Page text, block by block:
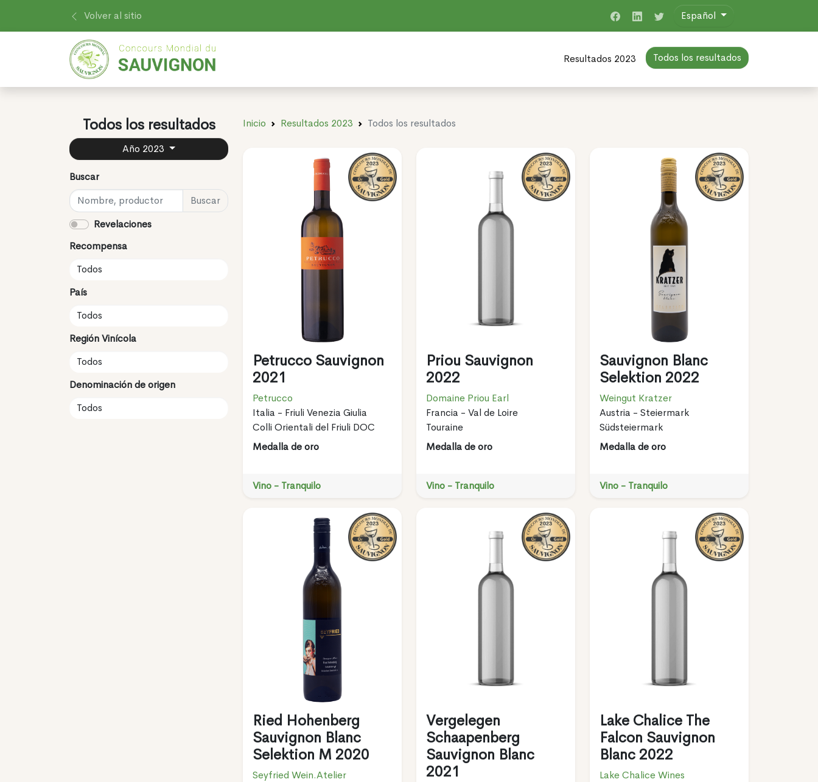
Volver al sitio Español
Resultados 2023 Todos los resultados
Todos los resultados
Año 2023
Buscar
Buscar
Revelaciones
Recompensa
País
Región Vinícola
Denominación de origen
Inicio Resultados 2023 Todos los resultados
Petrucco Sauvignon
2021
Petrucco
Italia - Friuli Venezia Giulia
Colli Orientali del Friuli DOC
Medalla de oro
Vino - Tranquilo
Priou Sauvignon
2022
Domaine Priou Earl
Francia - Val de Loire
Touraine
Medalla de oro
Vino - Tranquilo
Sauvignon Blanc
Selektion 2022
Weingut Kratzer
Austria - Steiermark
Südsteiermark
Medalla de oro
Vino - Tranquilo
Ried Hohenberg
Sauvignon Blanc
Selektion M 2020
Seyfried Wein.Atelier
Vergelegen
Schaapenberg
Sauvignon Blanc
2021
Lake Chalice The
Falcon Sauvignon
Blanc 2022
Lake Chalice Wines